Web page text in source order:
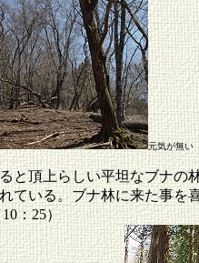
元気が無い
と頂上らしい平坦なブナの
ている。ブナ林に来た事を
：25）